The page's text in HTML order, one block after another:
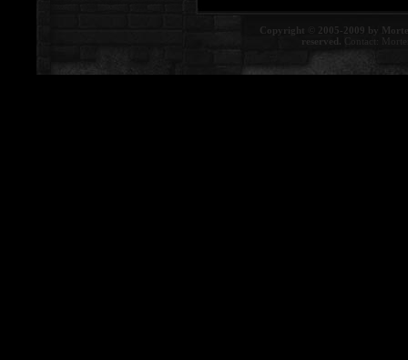
Copyright © 2005-2009 by
reserved. Contact: